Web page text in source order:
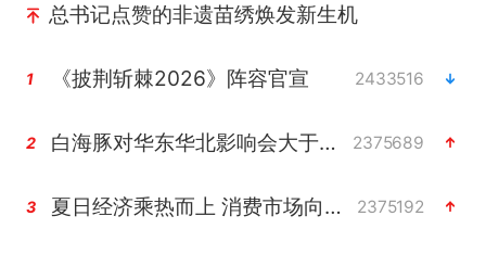
总书记点赞的非遗苗绣焕发新生机
1 《披荆斩棘2026》阵容官宣 2433516
2 白海豚对华东华北影响会大于巴威 2375689
3 夏日经济乘热而上 消费市场向新而行 2375192